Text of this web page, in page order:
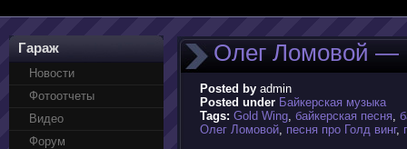
Гараж
Новости
Фотоотчеты
Видео
Форум
Олег Ломовой —
Posted by admin
Posted under Байкерская музыка
Tags: Gold Wing, байкерская песня,
Олег Ломовой, песня про Голд винг,